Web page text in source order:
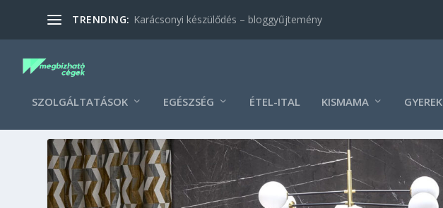
TRENDING: Karácsonyi készülődés – bloggyűjtemény
SZOLGÁLTATÁSOK EGÉSZSÉG ÉTEL-ITAL KISMAMA GYEREK